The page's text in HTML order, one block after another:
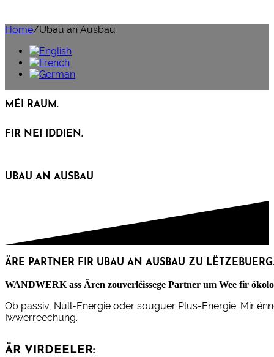
Home/Ubau an Ausbau
MÉI RAUM.
FIR NEI IDDIEN.
UBAU AN AUSBAU
ÄRE PARTNER FIR UBAU AN AUSBAU ZU
WANDWERK ass Ären zouverléissege Partner um Wee fir
Ob passiv, Null-Energie oder souguer Plus-Energie. Mir
Iwwerreechung.
ÄR VIRDEELER: